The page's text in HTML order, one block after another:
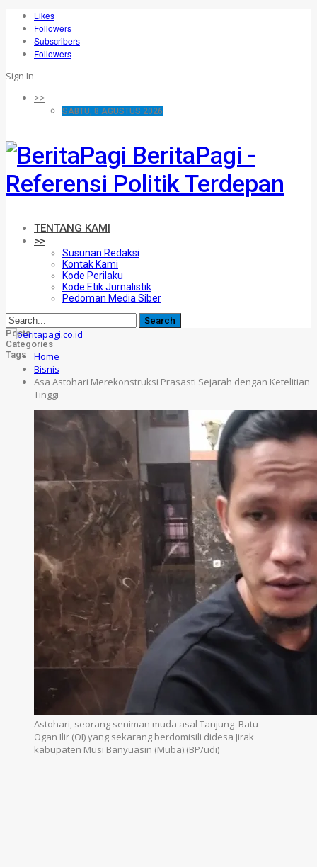
Likes
Followers
Subscribers
Followers
Sign In
>>
SABTU, 8 AGUSTUS 2026
BeritaPagi -
Referensi Politik Terdepan
TENTANG KAMI
>>
Susunan Redaksi
Kontak Kami
Kode Perilaku
Kode Etik Jurnalistik
Pedoman Media Siber
Posts
Categories
Tags
Home
Bisnis
Asa Astohari Merekonstruksi Prasasti Sejarah dengan Ketelitian
Tinggi
Astohari, seorang seniman muda asal Tanjung Batu
Ogan Ilir (OI) yang sekarang berdomisili didesa Jirak
kabupaten Musi Banyuasin (Muba).(BP/udi)